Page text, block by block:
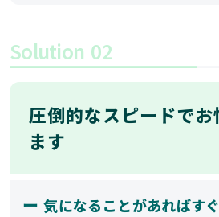
Solution 02
圧倒的なスピードで
ます
ー 気になることがあればす